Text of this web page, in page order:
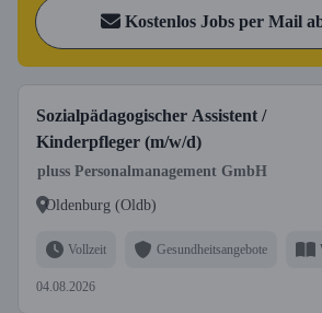
Kostenlos Jobs per Mail
Sozialpädagogischer Assistent /
Kinderpfleger (m/w/d)
pluss Personalmanagement GmbH
Oldenburg (Oldb)
Vollzeit Gesundheitsangebote
04.08.2026